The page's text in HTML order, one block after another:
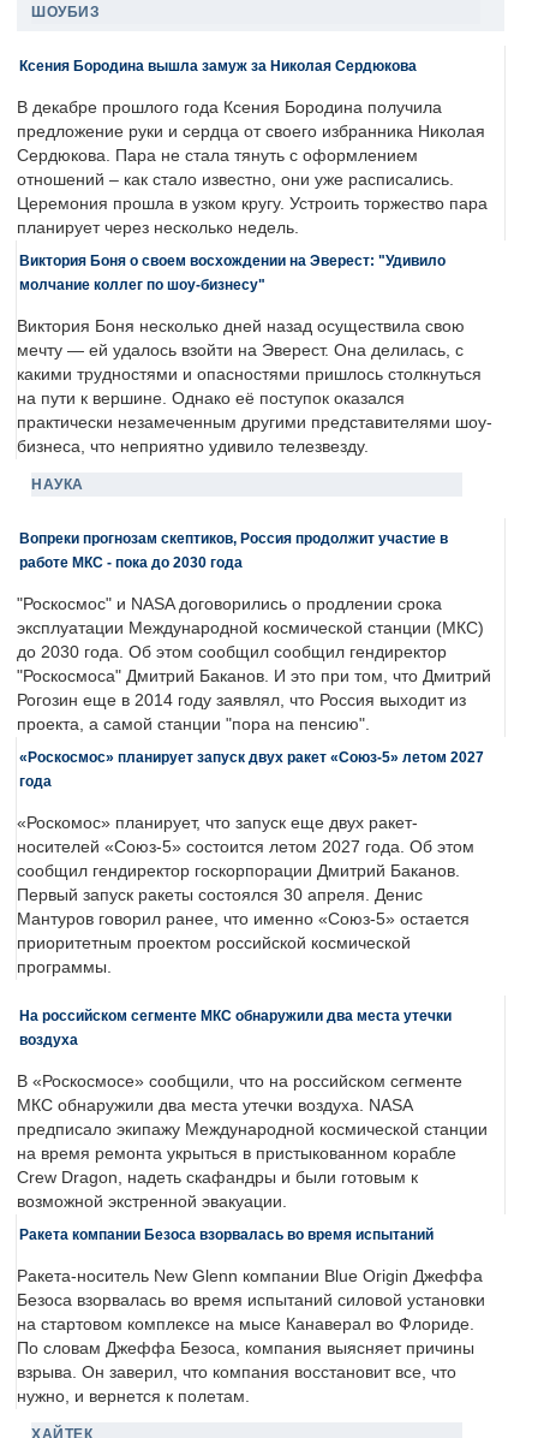
ШОУБИЗ
Ксения Бородина вышла замуж за Николая Сердюкова
В декабре прошлого года Ксения Бородина получила
предложение руки и сердца от своего избранника Николая
Сердюкова. Пара не стала тянуть с оформлением
отношений – как стало известно, они уже расписались.
Церемония прошла в узком кругу. Устроить торжество пара
планирует через несколько недель.
Виктория Боня о своем восхождении на Эверест: "Удивило
молчание коллег по шоу-бизнесу"
Виктория Боня несколько дней назад осуществила свою
мечту — ей удалось взойти на Эверест. Она делилась, с
какими трудностями и опасностями пришлось столкнуться
на пути к вершине. Однако её поступок оказался
практически незамеченным другими представителями шоу-
бизнеса, что неприятно удивило телезвезду.
НАУКА
Вопреки прогнозам скептиков, Россия продолжит участие в
работе МКС - пока до 2030 года
"Роскосмос" и NASA договорились о продлении срока
эксплуатации Международной космической станции (МКС)
до 2030 года. Об этом сообщил сообщил гендиректор
"Роскосмоса" Дмитрий Баканов. И это при том, что Дмитрий
Рогозин еще в 2014 году заявлял, что Россия выходит из
проекта, а самой станции "пора на пенсию".
«Роскосмос» планирует запуск двух ракет «Союз-5» летом 2027
года
«Роскомос» планирует, что запуск еще двух ракет-
носителей «Союз-5» состоится летом 2027 года. Об этом
сообщил гендиректор госкорпорации Дмитрий Баканов.
Первый запуск ракеты состоялся 30 апреля. Денис
Мантуров говорил ранее, что именно «Союз-5» остается
приоритетным проектом российской космической
программы.
На российском сегменте МКС обнаружили два места утечки
воздуха
В «Роскосмосе» сообщили, что на российском сегменте
МКС обнаружили два места утечки воздуха. NASA
предписало экипажу Международной космической станции
на время ремонта укрыться в пристыкованном корабле
Crew Dragon, надеть скафандры и были готовым к
возможной экстренной эвакуации.
Ракета компании Безоса взорвалась во время испытаний
Ракета-носитель New Glenn компании Blue Origin Джеффа
Безоса взорвалась во время испытаний силовой установки
на стартовом комплексе на мысе Канаверал во Флориде.
По словам Джеффа Безоса, компания выясняет причины
взрыва. Он заверил, что компания восстановит все, что
нужно, и вернется к полетам.